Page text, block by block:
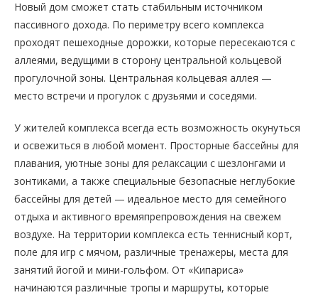
Новый дом сможет стать стабильным источником
пассивного дохода. По периметру всего комплекса
проходят пешеходные дорожки, которые пересекаются с
аллеями, ведущими в сторону центральной кольцевой
прогулочной зоны. Центральная кольцевая аллея —
место встречи и прогулок с друзьями и соседями.
У жителей комплекса всегда есть возможность окунуться
и освежиться в любой момент. Просторные бассейны для
плавания, уютные зоны для релаксации с шезлонгами и
зонтиками, а также специальные безопасные неглубокие
бассейны для детей — идеальное место для семейного
отдыха и активного времяпрепровождения на свежем
воздухе. На территории комплекса есть теннисный корт,
поле для игр с мячом, различные тренажеры, места для
занятий йогой и мини-гольфом. От «Кипариса»
начинаются различные тропы и маршруты, которые